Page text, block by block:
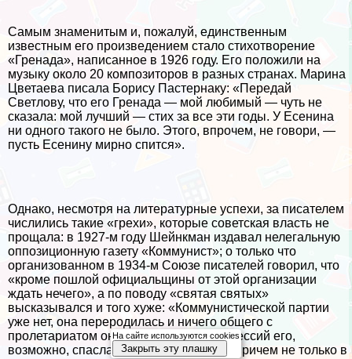
Самым знаменитым и, пожалуй, единственным
известным его произведением стало стихотворение
«Гренада», написанное в 1926 году. Его положили на
музыку около 20 композиторов в разных странах. Марина
Цветаева писала Борису Пастернаку: «Передай
Светлову, что его Гренада — мой любимый — чуть не
сказала: мой лучший — стих за все эти годы. У Есенина
ни одного такого не было. Этого, впрочем, не говори, —
пусть Есенину мирно спится».
Однако, несмотря на литературные успехи, за писателем
числились такие «грехи», которые советская власть не
прощала: в 1927-м году Шейнкман издавал нелегальную
оппозиционную газету «Коммунист»; о только что
организованном в 1934-м Союзе писателей говорил, что
«кроме пошлой официальщины от этой организации
ждать нечего», а по поводу «святая святых»
высказывался и того хуже: «Коммунистической партии
уже нет, она переродилась и ничего общего с
пролетариатом она не имеет». От репрессий его,
возможно, спасла только известность, причем не только в
На сайте используются cookies
Закрыть эту плашку